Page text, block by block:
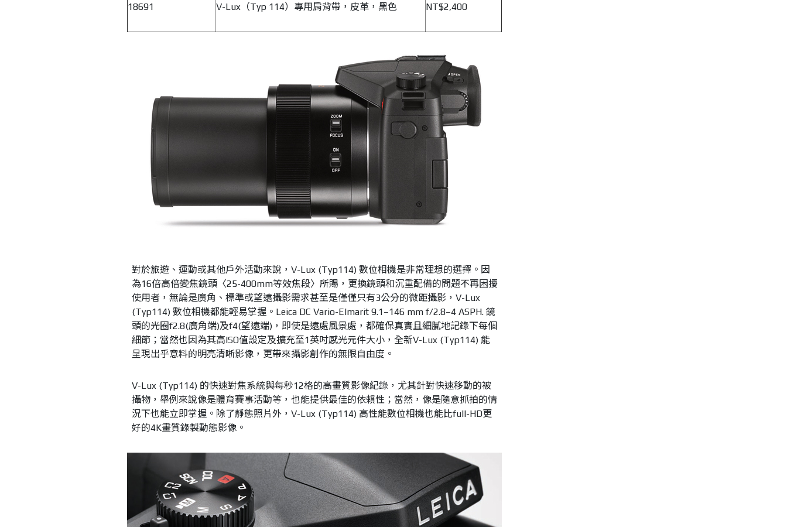
18691 V-Lux（Typ 114）專用肩背帶，皮革，黑色 NT$2,400
對於旅遊、運動或其他戶外活動來說，V-Lux (Typ114) 數位相機是非常理想的選擇。因
為16倍高倍變焦鏡頭〈25-400mm等效焦段〉所賜，更換鏡頭和沉重配備的問題不再困擾
使用者，無論是廣角、標準或望遠攝影需求甚至是僅僅只有3公分的微距攝影，V-Lux
(Typ114) 數位相機都能輕易掌握。Leica DC Vario-Elmarit 9.1–146 mm f/2.8–4 ASPH. 鏡
頭的光圈f2.8(廣角端)及f4(望遠端)，即使是遠處風景處，都確保真實且細膩地記錄下每個
細節；當然也因為其高ISO值設定及擴充至1英吋感光元件大小，全新V-Lux (Typ114) 能
呈現出乎意料的明亮清晰影像，更帶來攝影創作的無限自由度。
V-Lux (Typ114) 的快速對焦系統與每秒12格的高畫質影像紀錄，尤其針對快速移動的被
攝物，舉例來說像是體育賽事活動等，也能提供最佳的依賴性；當然，像是隨意抓拍的情
況下也能立即掌握。除了靜態照片外，V-Lux (Typ114) 高性能數位相機也能比full-HD更
好的4K畫質錄製動態影像。